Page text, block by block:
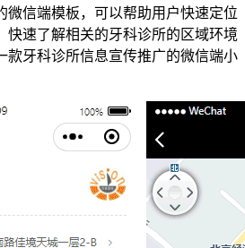
微信端模板，可以帮助用户快速定位
快速了解相关的牙科诊所的区域环境
款牙科诊所信息宣传推广的微信端小